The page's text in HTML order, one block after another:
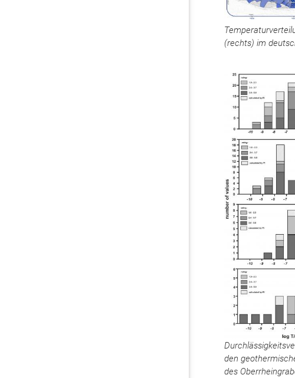
(rechts) im
den
des